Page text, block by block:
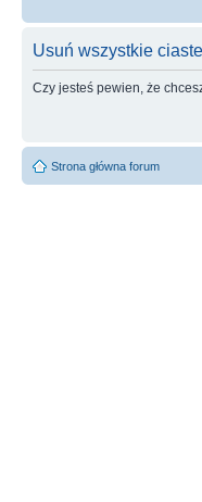
Usuń wszystkie
Czy jesteś pewien, że
Strona główna forum